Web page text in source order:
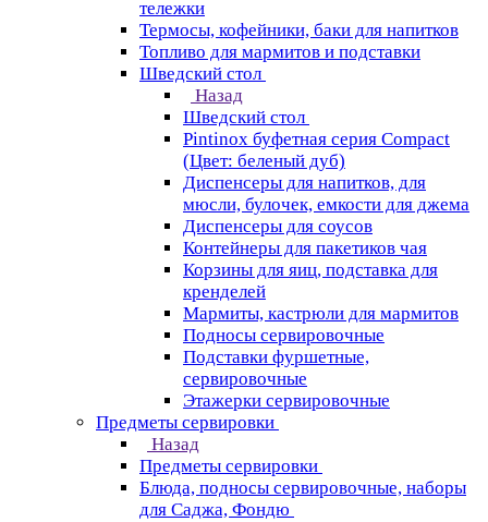
тележки
Термосы, кофейники, баки для напитков
Топливо для мармитов и подставки
Шведский стол
Назад
Шведский стол
Pintinox буфетная серия Compact
(Цвет: беленый дуб)
Диспенсеры для напитков, для
мюсли, булочек, емкости для джема
Диспенсеры для соусов
Контейнеры для пакетиков чая
Корзины для яиц, подставка для
кренделей
Мармиты, кастрюли для мармитов
Подносы сервировочные
Подставки фуршетные,
сервировочные
Этажерки сервировочные
Предметы сервировки
Назад
Предметы сервировки
Блюда, подносы сервировочные, наборы
для Саджа, Фондю